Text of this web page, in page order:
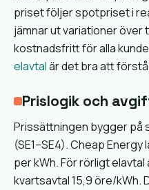
priset följer spotpriset i
jämnar ut variationer över
kostnadsfritt för alla
elavtalär det bra att
Prislogik och
Prissättningen bygger på
(SE1–SE4). Cheap
per kWh. För rörligt
kvartsavtal 15,9 öre/kWh.